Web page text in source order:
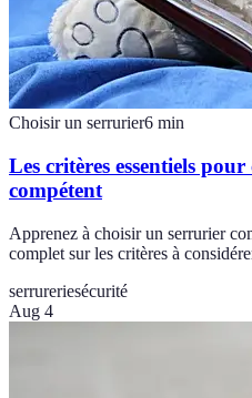
Choisir un serrurier6 min
Les critères essentiels
compétent
Apprenez à choisir un serrurier
complet sur les critères à
serrureriesécurité
Aug 4